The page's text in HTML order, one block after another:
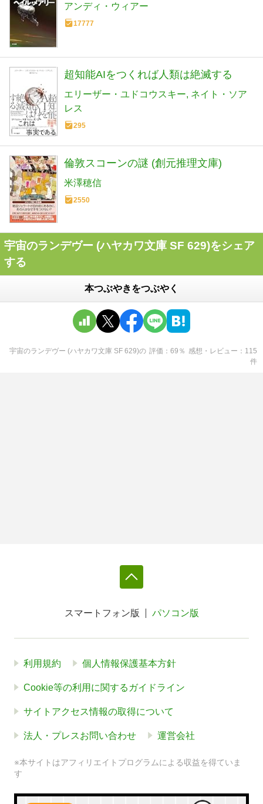
アンディ・ウィアー
17777
超知能AIをつくれば人類は絶滅する
エリーザー・ユドコウスキー ネイト・ソア
レス
295
倫敦スコーンの謎 (創元推理文庫)
米澤穂信
2550
宇宙のランデヴー (ハヤカワ文庫 SF 629)をシェア
する
本つぶやきをつぶやく
宇宙のランデヴー (ハヤカワ文庫 SF 629)の 評価 69 ％ 感想・レビュー
115
件
スマートフォン版 パソコン版
利用規約 個人情報保護基本方針
Cookie等の利用に関するガイドライン
サイトアクセス情報の取得について
法人・プレスお問い合わせ 運営会社
※本サイトはアフィリエイトプログラムによる収益を得ていま
す